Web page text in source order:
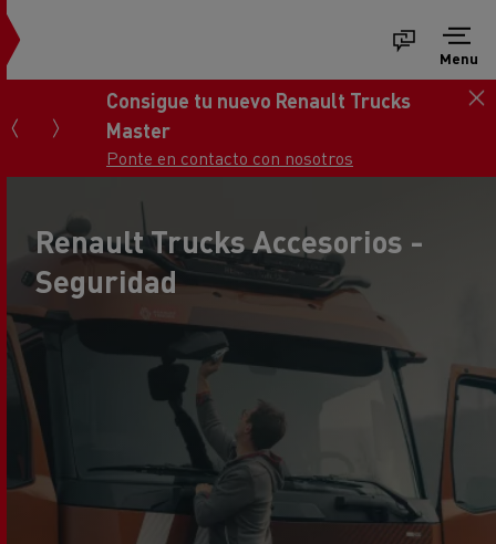
Menu
Consigue tu nuevo Renault Trucks
Master
Ponte en contacto con nosotros
Renault Trucks Accesorios -
Seguridad